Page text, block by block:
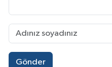
Gönder